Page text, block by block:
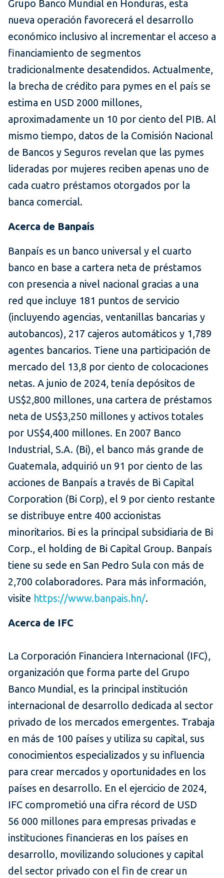
Grupo Banco Mundial en Honduras, esta
nueva operación favorecerá el desarrollo
económico inclusivo al incrementar el acceso a
financiamiento de segmentos
tradicionalmente desatendidos. Actualmente,
la brecha de crédito para pymes en el país se
estima en USD 2000 millones,
aproximadamente un 10 por ciento del PIB. Al
mismo tiempo, datos de la Comisión Nacional
de Bancos y Seguros revelan que las pymes
lideradas por mujeres reciben apenas uno de
cada cuatro préstamos otorgados por la
banca comercial.
Acerca de Banpaís
Banpaís es un banco universal y el cuarto
banco en base a cartera neta de préstamos
con presencia a nivel nacional gracias a una
red que incluye 181 puntos de servicio
(incluyendo agencias, ventanillas bancarias y
autobancos), 217 cajeros automáticos y 1,789
agentes bancarios. Tiene una participación de
mercado del 13,8 por ciento de colocaciones
netas. A junio de 2024, tenía depósitos de
US$2,800 millones, una cartera de préstamos
neta de US$3,250 millones y activos totales
por US$4,400 millones. En 2007 Banco
Industrial, S.A. (Bi), el banco más grande de
Guatemala, adquirió un 91 por ciento de las
acciones de Banpaís a través de Bi Capital
Corporation (Bi Corp), el 9 por ciento restante
se distribuye entre 400 accionistas
minoritarios. Bi es la principal subsidiaria de Bi
Corp., el holding de Bi Capital Group. Banpaís
tiene su sede en San Pedro Sula con más de
2,700 colaboradores. Para más información,
visite https://www.banpais.hn/.
Acerca de IFC
La Corporación Financiera Internacional (IFC),
organización que forma parte del Grupo
Banco Mundial, es la principal institución
internacional de desarrollo dedicada al sector
privado de los mercados emergentes. Trabaja
en más de 100 países y utiliza su capital, sus
conocimientos especializados y su influencia
para crear mercados y oportunidades en los
países en desarrollo. En el ejercicio de 2024,
IFC comprometió una cifra récord de USD
56 000 millones para empresas privadas e
instituciones financieras en los países en
desarrollo, movilizando soluciones y capital
del sector privado con el fin de crear un